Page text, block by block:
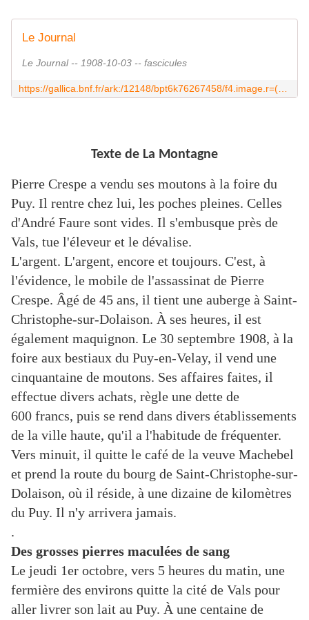
Le Journal
Le Journal -- 1908-10-03 -- fascicules
https://gallica.bnf.fr/ark:/12148/bpt6k76267458/f4.image.r=(prOx:%20%22pierre%20Crespe%22%2020%20%22Vals%22)?rk=879832;4
Texte de La Montagne
Pierre Crespe a vendu ses moutons à la foire du
Puy. Il rentre chez lui, les poches pleines. Celles
d'André Faure sont vides. Il s'embusque près de
Vals, tue l'éleveur et le dévalise.
L'argent. L'argent, encore et toujours. C'est, à
l'évidence, le mobile de l'assassinat de Pierre
Crespe. Âgé de 45 ans, il tient une auberge à Saint-
Christophe-sur-Dolaison. À ses heures, il est
également maquignon. Le 30 septembre 1908, à la
foire aux bestiaux du Puy-en-Velay, il vend une
cinquantaine de moutons. Ses affaires faites, il
effectue divers achats, règle une dette de
600 francs, puis se rend dans divers établissements
de la ville haute, qu'il a l'habitude de fréquenter.
Vers minuit, il quitte le café de la veuve Machebel
et prend la route du bourg de Saint-Christophe-sur-
Dolaison, où il réside, à une dizaine de kilomètres
du Puy. Il n'y arrivera jamais.
.
Des grosses pierres maculées de sang
Le jeudi 1er octobre, vers 5 heures du matin, une
fermière des environs quitte la cité de Vals pour
aller livrer son lait au Puy. À une centaine de